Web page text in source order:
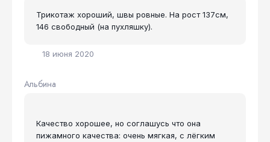
18 июня 2020
Трикотаж хороший, швы ровные. На рост 137см,
146 свободный (на пухляшку).
Альбина
Качество хорошее, но соглашусь что она
пижамного качества: очень мягкая, с лёгким